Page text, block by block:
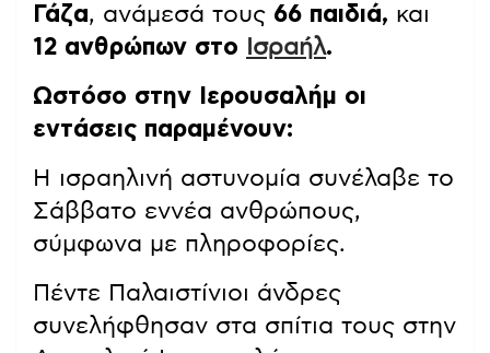
Γάζα, ανάμεσά τους 66 παιδιά, και
12 ανθρώπων στο
Ισραήλ.
Ωστόσο στην Ιερουσαλήμ οι
εντάσεις παραμένουν:
Η ισραηλινή αστυνομία συνέλαβε το
Σάββατο εννέα ανθρώπους,
σύμφωνα με πληροφορίες.
Πέντε Παλαιστίνιοι άνδρες
συνελήφθησαν στα σπίτια τους στην